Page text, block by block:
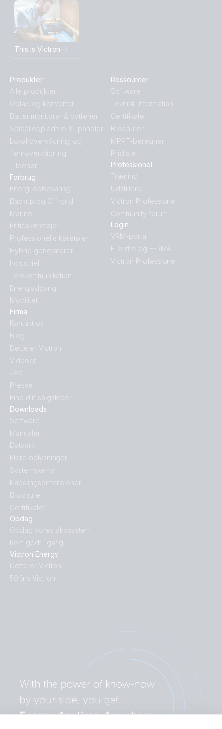
This is Victron
Produkter
Alle produkter
Oplad og konverter
Batterimonitorer & batterier
Solcelleopladere & -paneler
Lokal overvågning og
fjernovervågning
Tilbehør
Opdag
Opdag vores økosystem
Kom godt i gang
Victron Energy
Dette er Victron
50 års Victron
Downloads
Software
Manualer
Dataark
Flere oplysninger
Systemskema
Kapslingsdimensioner
Brochurer
Certifikater
Forbrug
Energi opbevaring
Backup og Off-grid
Marine
Fritidskøretøjer
Professionelle køretøjer
Hybrid generatorer
Industriel
Telekommunikation
Energiadgang
Mobilitet
Firma
Kontakt os
Blog
Dette er Victron
Videoer
Job
Presse
Find din salgsleder
Ressourcer
Software
Teknisk information
Certifikater
Brochurer
MPPT-beregner
Prisliste
Professionel
Træning
Udstillere
Victron Professionel
Community forum
Login
VRM-portal
E-ordre og E-RMA
Victron Professionel